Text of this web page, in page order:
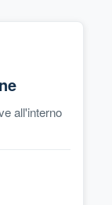
all'interno